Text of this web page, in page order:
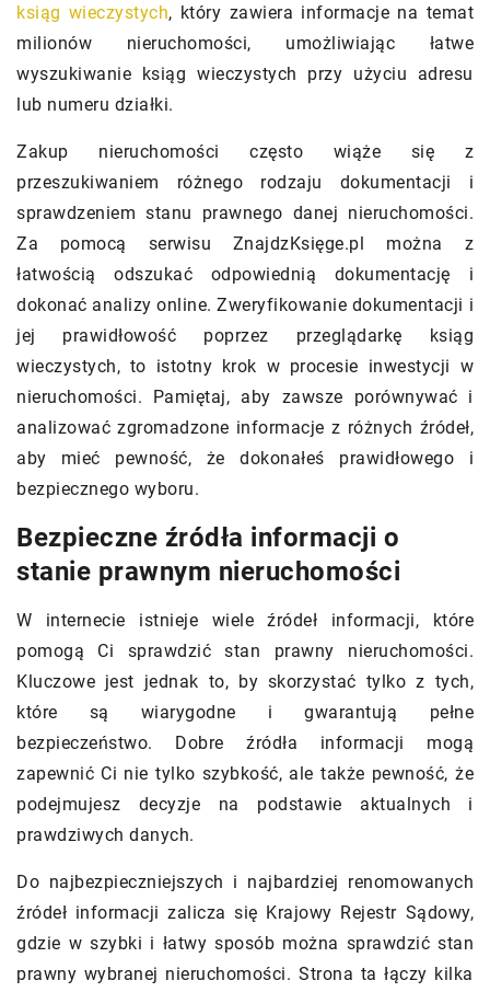
ksiąg wieczystych, który zawiera informacje na temat
milionów nieruchomości, umożliwiając łatwe
wyszukiwanie ksiąg wieczystych przy użyciu adresu
lub numeru działki.
Zakup nieruchomości często wiąże się z
przeszukiwaniem różnego rodzaju dokumentacji i
sprawdzeniem stanu prawnego danej nieruchomości.
Za pomocą serwisu ZnajdzKsięge.pl można z
łatwością odszukać odpowiednią dokumentację i
dokonać analizy online. Zweryfikowanie dokumentacji i
jej prawidłowość poprzez przeglądarkę ksiąg
wieczystych, to istotny krok w procesie inwestycji w
nieruchomości. Pamiętaj, aby zawsze porównywać i
analizować zgromadzone informacje z różnych źródeł,
aby mieć pewność, że dokonałeś prawidłowego i
bezpiecznego wyboru.
Bezpieczne źródła informacji o
stanie prawnym nieruchomości
W internecie istnieje wiele źródeł informacji, które
pomogą Ci sprawdzić stan prawny nieruchomości.
Kluczowe jest jednak to, by skorzystać tylko z tych,
które są wiarygodne i gwarantują pełne
bezpieczeństwo. Dobre źródła informacji mogą
zapewnić Ci nie tylko szybkość, ale także pewność, że
podejmujesz decyzje na podstawie aktualnych i
prawdziwych danych.
Do najbezpieczniejszych i najbardziej renomowanych
źródeł informacji zalicza się Krajowy Rejestr Sądowy,
gdzie w szybki i łatwy sposób można sprawdzić stan
prawny wybranej nieruchomości. Strona ta łączy kilka